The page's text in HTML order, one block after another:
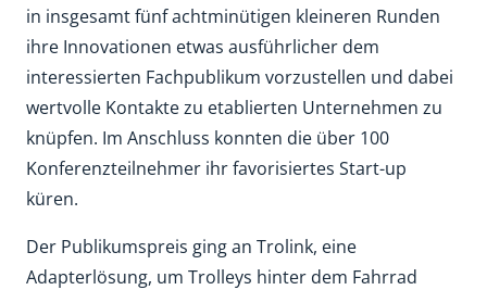
in insgesamt fünf achtminütigen kleineren Runden
ihre Innovationen etwas ausführlicher dem
interessierten Fachpublikum vorzustellen und dabei
wertvolle Kontakte zu etablierten Unternehmen zu
knüpfen. Im Anschluss konnten die über 100
Konferenzteilnehmer ihr favorisiertes Start-up
küren.
Der Publikumspreis ging an Trolink, eine
Adapterlösung, um Trolleys hinter dem Fahrrad